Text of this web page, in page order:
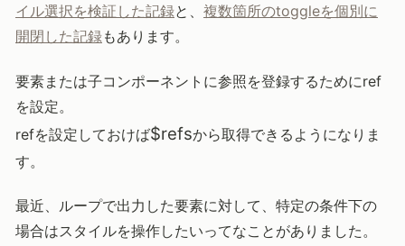
イル選択を検証した記録と、 複数箇所のtoggleを個別に
開閉した記録もあります。
要素または子コンポーネントに参照を登録するためにref
を設定。
refを設定しておけば$refsから取得できるようになりま
す。
最近、ループで出力した要素に対して、特定の条件下の
場合はスタイルを操作したいってなことがありました。